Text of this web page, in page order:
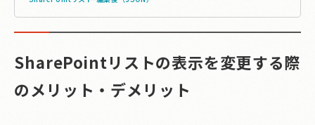
SharePointリストの表示を変更する際
のメリット・デメリット